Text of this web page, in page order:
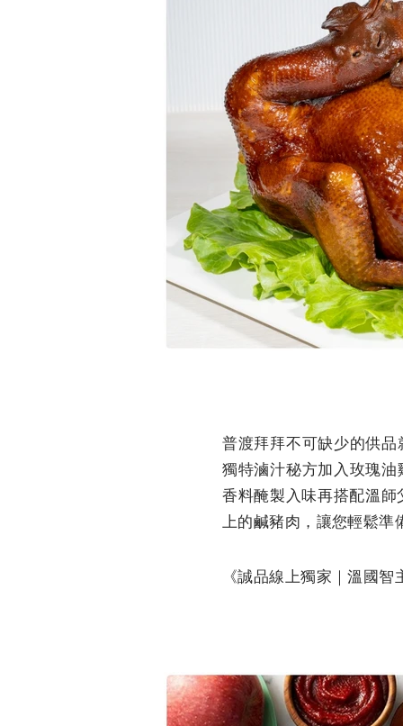
普渡拜拜不可缺少的供
獨特滷汁秘方加入玫瑰
香料醃製入味再搭配溫
上的鹹豬肉，讓您輕鬆準
《誠品線上獨家｜溫國